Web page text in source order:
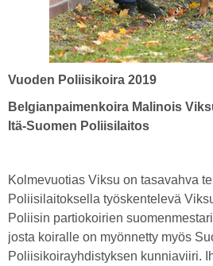
Vuoden Poliisikoira 2019
Belgianpaimenkoira Malinois
Itä-Suomen Poliisilaitos
Kolmevuotias Viksu on tasavahva
Poliisilaitoksella työskentelevä
Poliisin partiokoirien
josta koiralle on myönnetty myös
Poliisikoirayhdistyksen kunniaviiri.